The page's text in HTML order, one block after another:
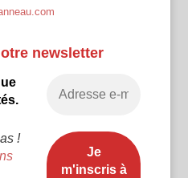
newsletter
!